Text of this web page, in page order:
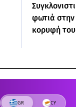
φωτιά στην
κορυφή του